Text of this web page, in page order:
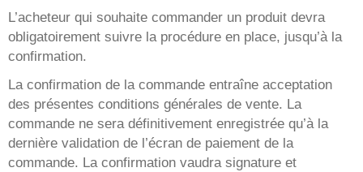
L’acheteur qui souhaite commander un produit devra
obligatoirement suivre la procédure en place, jusqu’à la
confirmation.
La confirmation de la commande entraîne acceptation
des présentes conditions générales de vente. La
commande ne sera définitivement enregistrée qu’à la
dernière validation de l’écran de paiement de la
commande. La confirmation vaudra signature et